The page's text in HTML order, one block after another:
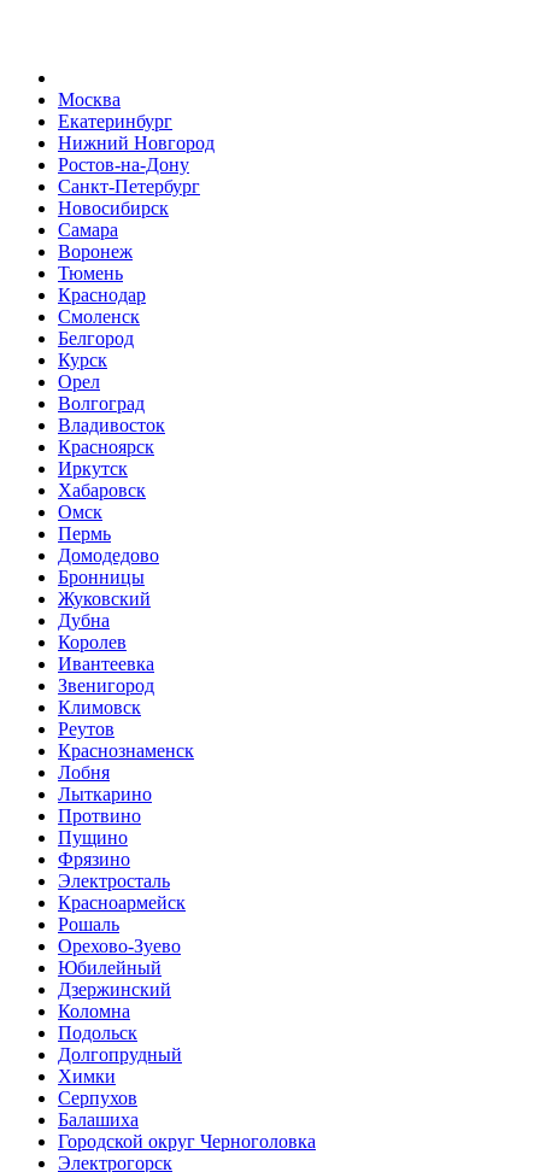
Москва
Екатеринбург
Нижний Новгород
Ростов-на-Дону
Санкт-Петербург
Новосибирск
Самара
Воронеж
Тюмень
Краснодар
Смоленск
Белгород
Курск
Орел
Волгоград
Владивосток
Красноярск
Иркутск
Хабаровск
Омск
Пермь
Домодедово
Бронницы
Жуковский
Дубна
Королев
Ивантеевка
Звенигород
Климовск
Реутов
Краснознаменск
Лобня
Лыткарино
Протвино
Пущино
Фрязино
Электросталь
Красноармейск
Рошаль
Орехово-Зуево
Юбилейный
Дзержинский
Коломна
Подольск
Долгопрудный
Химки
Серпухов
Балашиха
Городской округ Черноголовка
Электрогорск